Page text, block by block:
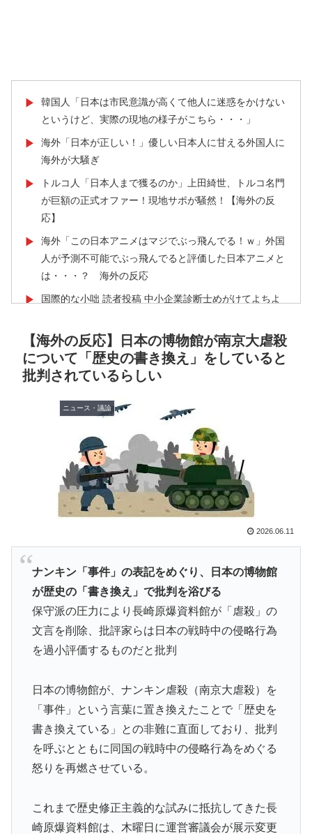
▶
韓国人「日本は市民意識が高くて他人に迷惑をかけない
というけど、実際の現地の様子がこちら・・・」
▶
海外「日本が正しい！」優しい日本人に甘える外国人に
海外が大騒ぎ
▶
トルコ人「日本人まで獲るのか」上田綺世、トルコ名門
が巨額の正式オファー！現地サポが騒然！【海外の反
応】
▶
海外「この日本アニメはマジでぶっ飛んでる！ｗ」外国
人が予測不可能でぶっ飛んでると評価した日本アニメと
は・・・？ 海外の反応
▶
国際的な小咄 読者投稿 中小企業診断士めがけてよちよ
▶
【韓国サッカー】性接待で審判買収！W杯予選7戦無敗
の裏側
▶ 韓国人「織田信長の安土城の復元図と建築技術の高さに
韓国人「本当にこれだけは日本がうらやましいと感じる
ものがこちら・・・」
韓国人「韓国のイメージ失墜は免れないのか？2011〜
12年の国際試合における外国審判への接待疑惑が海外で
一斉に報じられる‥」
海外「日本なんて行くんじゃなかった…」 日本を知っ
てしまったディズニー信者、帰国後『本家』に失望する
▶
韓国人「手術中に震度6強の地震、その時の日本の医療
スタッフたちの姿をご覧ください」→「マジで鳥肌立っ
た」「こういう姿は韓国も見習わないと」「あんな状況
なら日本だけではなく韓国の医療関係者も同じように行
動したはずだ」【熊本地震】
みたら、なぜか辛ラーメンだけ売れ残っていたんで
す…」
▶ 韓国人「韓国サッカー協会、外国人審判に“性接待”報
道・・・」→「2002年の審判買収が事実だったの
か？」「日本人が言ってたこと正しかったね・・・...
戦で『韓国に奪われた』と欧州の大手メディアが一斉に
報道！」
【海外の反応】日本の博物館が南京大虐殺
について「歴史の書き換え」をしていると
批判されているらしい
ニュース・議論
2026.06.11
ナンキン「事件」の表記をめぐり、日本の博物館
が歴史の「書き換え」で批判を浴びる
保守派の圧力により長崎原爆資料館が「虐殺」の
文言を削除、批評家らは日本の戦時中の侵略行為
を過小評価するものだと批判
日本の博物館が、ナンキン虐殺（南京大虐殺）を
「事件」という言葉に置き換えたことで「歴史を
書き換えている」との非難に直面しており、批判
を呼ぶとともに同国の戦時中の侵略行為をめぐる
怒りを再燃させている。
これまで歴史修正主義的な試みに抵抗してきた長
崎原爆資料館は、木曜日に運営審議会が展示変更